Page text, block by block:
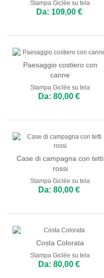
Stampa Giclée su tela
Da: 109,00 €
Paesaggio costiero con
canne
Stampa Giclée su tela
Da: 80,00 €
Case di campagna con tetti
rossi
Stampa Giclée su tela
Da: 80,00 €
Costa Colorata
Stampa Giclée su tela
Da: 80,00 €